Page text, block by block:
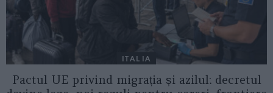
ITALIA
Pactul UE privind migrația și azilul: decretul